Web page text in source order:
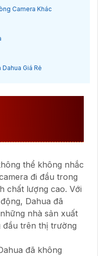
Camera Khác
Giá Rẻ
thể không nhắc
đi đầu trong
chất lượng cao. Với
Dahua đã
nhà sản xuất
đầu trên thị trường
đã không